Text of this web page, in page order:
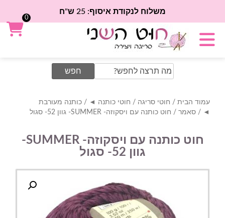
משלוח לנקודת איסוף: 25 ש"ח
Search
for:
עמוד הבית / חוטי סריגה / חוטי כותנה ◄ / כותנה מעורבת
◄
/ סאמר / חוט כותנה עם ויסקוזה- SUMMER- גוון 52- סגול
חוט כותנה עם ויסקוזה- SUMMER-
גוון 52- סגול
0